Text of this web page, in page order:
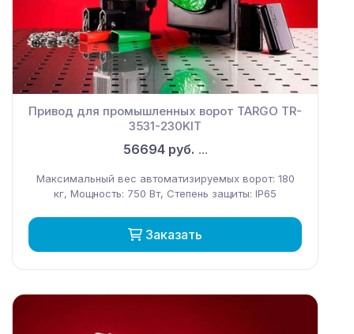
Привод для промышленных ворот TARGO TR-
3531-230KIT
56694 руб. ...
Максимальный вес автоматизируемых ворот: 180
кг, Мощность: 750 Вт, Степень защиты: IP65
Заказать